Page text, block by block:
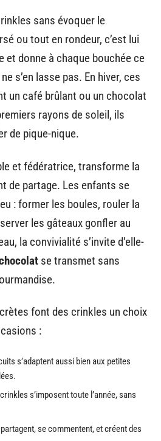
sans évoquer le
ou tout en rondeur, c’est lui
et donne à chaque bouchée ce
s’en lasse pas. En hiver, ces
un café brûlant ou un chocolat
rayons de soleil, ils
de pique-nique.
et fédératrice, transforme la
de partage. Les enfants se
: former les boules, rouler la
les gâteaux gonfler au
la convivialité s’invite d’elle-
se transmet sans
font des crinkles un choix
:
s’adaptent aussi bien aux petites
s’imposent toute l’année, sans
se commentent, et créent des